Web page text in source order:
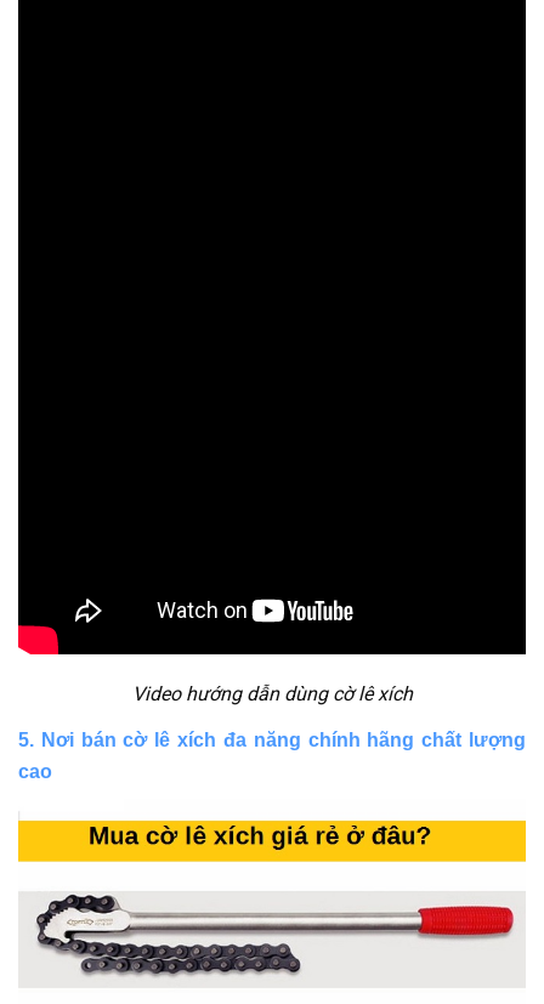
Video hướng dẫn dùng cờ lê xích
5. Nơi bán cờ lê xích đa năng chính hãng chất lượng
cao